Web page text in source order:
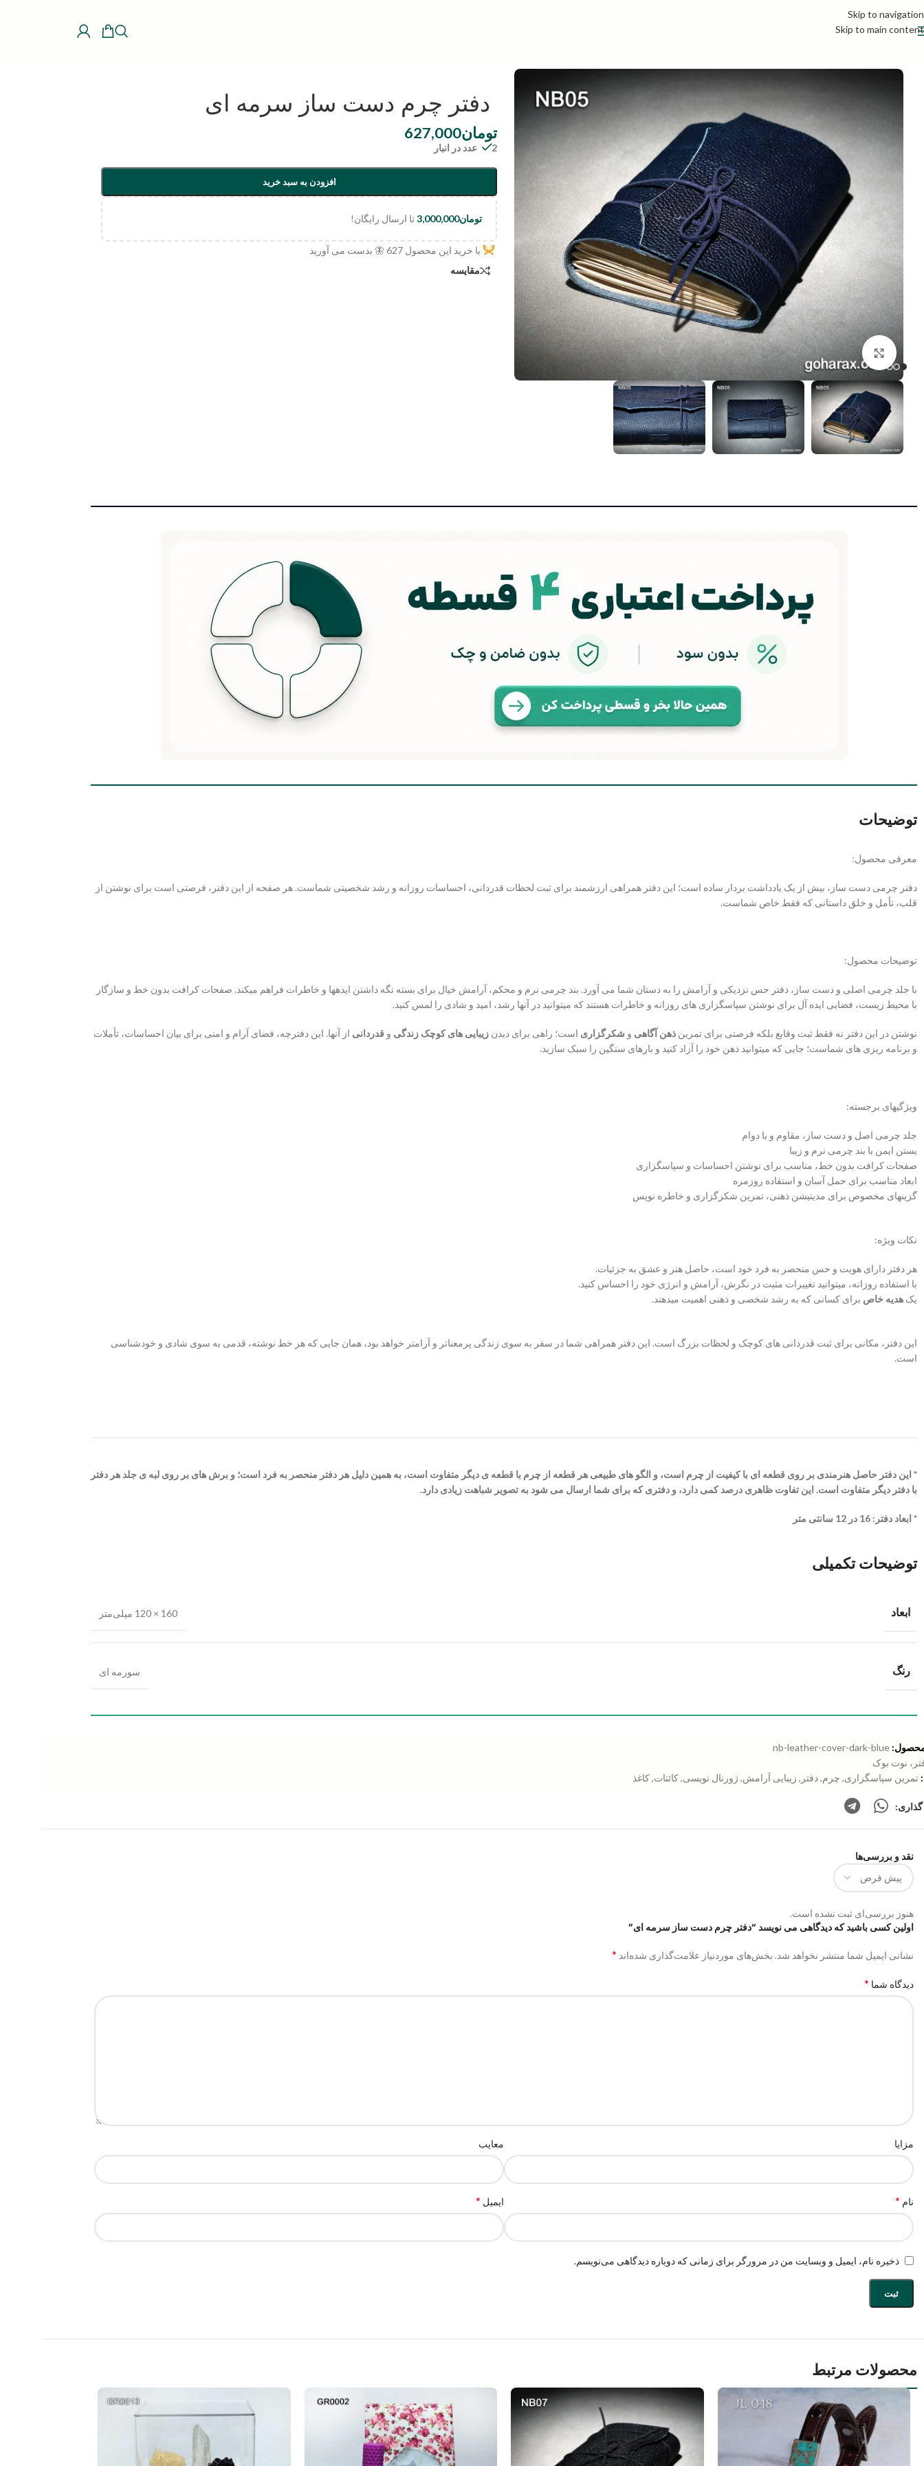
Skip to navigation
Skip to main content
بزرگنمایی تصویر
دفتر چرم دست ساز سرمه ای
تومان627,000
2 عدد در انبار
افزودن به سبد خرید
تومان3,000,000تا ارسال رایگان!
با خرید این محصول 627 🦋 بدست می آورید
مقایسه
توضیحات
معرفی محصول:
دفتر چرمی دست ساز، بیش از یک یادداشت بردار ساده است؛ این دفتر همراهی ارزشمند برای ثبت لحظات قدردانی، احساسات روزانه و رشد شخصیتی شماست. هر صفحه از این دفتر، فرصتی است برای نوشتن از
قلب، تأمل و خلق داستانی که فقط خاص شماست.
توضیحات محصول:
با جلد چرمی اصلی و دست ساز، دفتر حس نزدیکی و آرامش را به دستان شما می آورد. بند چرمی نرم و محکم، آرامش خیال برای بسته نگه داشتن ایدهها و خاطرات فراهم میکند. صفحات کرافت بدون خط و سازگار
با محیط زیست، فضایی ایده آل برای نوشتن سپاسگزاری های روزانه و خاطرات هستند که میتوانید در آنها رشد، امید و شادی را لمس کنید.
نوشتن در این دفتر نه فقط ثبت وقایع بلکه فرصتی برای تمرین ذهن آگاهی و شکرگزاری است؛ راهی برای دیدن زیبایی های کوچک زندگی و قدردانی از آنها. این دفترچه، فضای آرام و امنی برای بیان احساسات، تأملات
و برنامه ریزی های شماست؛ جایی که میتوانید ذهن خود را آزاد کنید و بارهای سنگین را سبک سازید.
ویژگیهای برجسته:
جلد چرمی اصل و دست ساز، مقاوم و با دوام
بستن ایمن با بند چرمی نرم و زیبا
صفحات کرافت بدون خط، مناسب برای نوشتن احساسات و سپاسگزاری
ابعاد مناسب برای حمل آسان و استفاده روزمره
گزینهای مخصوص برای مدیتیشن ذهنی، تمرین شکرگزاری و خاطره نویس
نکات ویژه:
هر دفتر دارای هویت و حس منحصر به فرد خود است، حاصل هنر و عشق به جزئیات.
با استفاده روزانه، میتوانید تغییرات مثبت در نگرش، آرامش و انرژی خود را احساس کنید.
یک هدیه خاص برای کسانی که به رشد شخصی و ذهنی اهمیت میدهند.
این دفتر، مکانی برای ثبت قدردانی های کوچک و لحظات بزرگ است. این دفتر همراهی شما در سفر به سوی زندگی پرمعناتر و آرامتر خواهد بود، همان جایی که هر خط نوشته، قدمی به سوی شادی و خودشناسی
است.
* این دفتر حاصل هنرمندی بر روی قطعه ای با کیفیت از چرم است، و الگو های طبیعی هر قطعه از چرم با قطعه ی دیگر متفاوت است، به همین دلیل هر دفتر منحصر به فرد است؛ و برش های بر روی لبه ی جلد هر دفتر
با دفتر دیگر متفاوت است. این تفاوت ظاهری درصد کمی دارد، و دفتری که برای شما ارسال می شود به تصویر شباهت زیادی دارد.
* ابعاد دفتر: 16 در 12 سانتی متر
توضیحات تکمیلی
ابعاد 160 × 120 میلی‌متر
رنگ سورمه ای
nb-leather-cover-dark-blue
نوت بوک
تمرین سپاسگزاری, چرم,دفتر , زیبایی آرامش, ژورنال نویسی,کائنات,کاغذ
نقد و بررسی‌ها
هنوز بررسی‌ای ثبت نشده است.
اولین کسی باشید که دیدگاهی می نویسد “دفتر چرم دست ساز سرمه ای”
نشانی ایمیل شما منتشر نخواهد شد. بخش‌های موردنیاز علامت‌گذاری شده‌اند *
دیدگاه شما *
مزایا معایب
نام * ایمیل *
ذخیره نام، ایمیل و وبسایت من در مرورگر برای زمانی که دوباره دیدگاهی می‌نویسم.
محصولات مرتبط